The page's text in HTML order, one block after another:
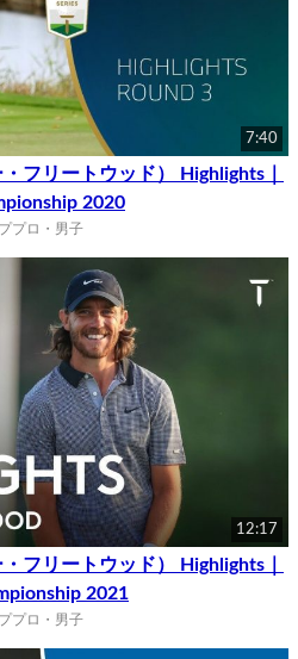
7:40
フリートウッド） Highlights｜
2020
プロ・男子
12:17
フリートウッド） Highlights｜
2021
プロ・男子